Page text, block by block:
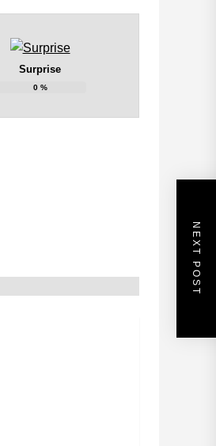
Surprise
0%
NEXT POST